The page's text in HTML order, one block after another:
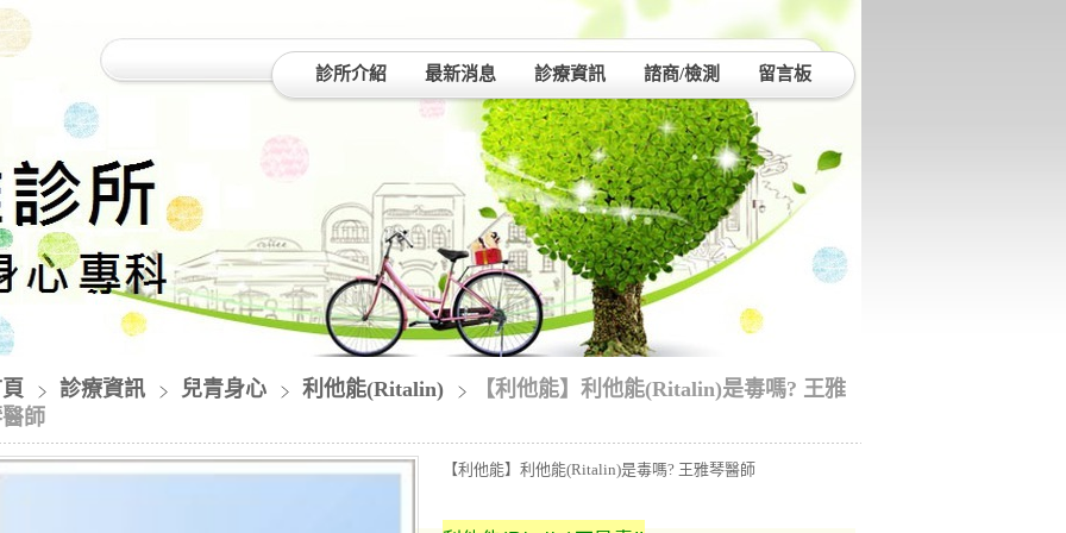
診所介紹 最新消息 診療資訊 諮商/檢測 留言板
診療資訊 兒青身心 利他能(Ritalin)
【利他能】利他能(Ritalin)是毒嗎? 王雅
師
【利他能】利他能(Ritalin)是毒嗎? 王雅琴醫師